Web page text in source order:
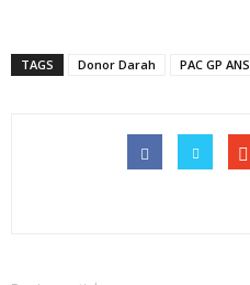
TAGS Donor Darah PAC GP